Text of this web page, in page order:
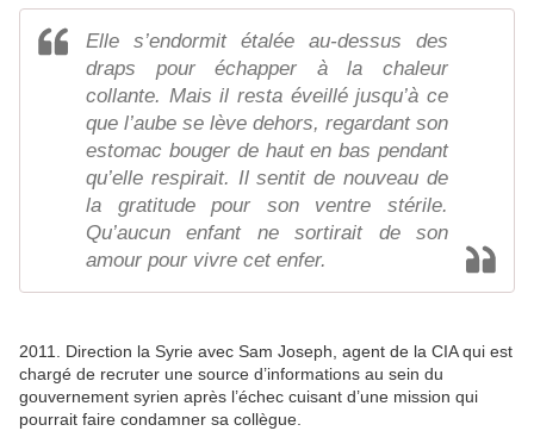
Elle s’endormit étalée au-dessus des
draps pour échapper à la chaleur
collante. Mais il resta éveillé jusqu’à ce
que l’aube se lève dehors, regardant son
estomac bouger de haut en bas pendant
qu’elle respirait. Il sentit de nouveau de
la gratitude pour son ventre stérile.
Qu’aucun enfant ne sortirait de son
amour pour vivre cet enfer.
2011. Direction la Syrie avec Sam Joseph, agent de la CIA qui est
chargé de recruter une source d’informations au sein du
gouvernement syrien après l’échec cuisant d’une mission qui
pourrait faire condamner sa collègue.